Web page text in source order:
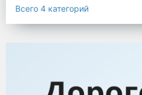
Мульчирующая пленка
Всего 4 категорий